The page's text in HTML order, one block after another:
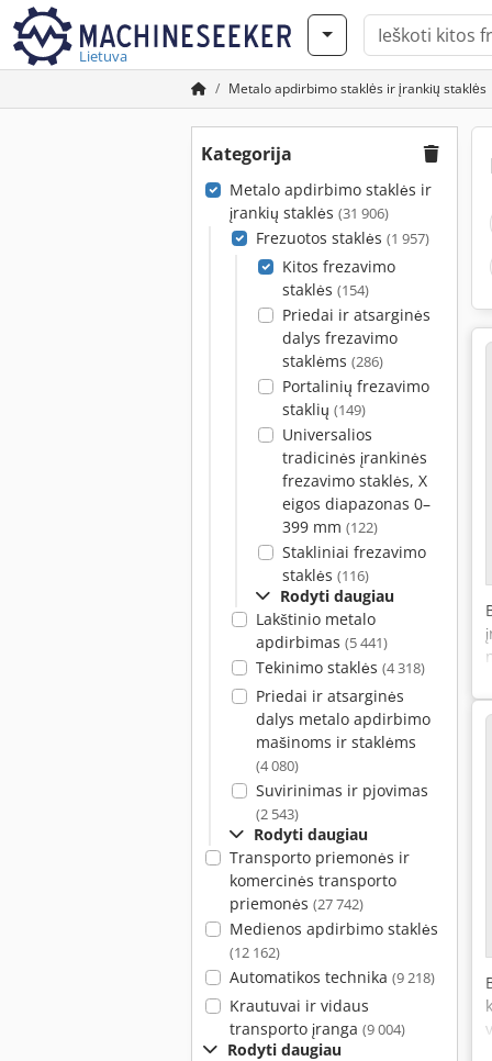
Lietuva
Metalo apdirbimo staklės ir įrankių staklės
Kategorija
Metalo apdirbimo staklės ir
įrankių staklės (31 906)
Frezuotos staklės (1 957)
Kitos frezavimo
staklės (154)
Priedai ir atsarginės
dalys frezavimo
staklėms (286)
Portalinių frezavimo
staklių (149)
Universalios
tradicinės įrankinės
frezavimo staklės, X
eigos diapazonas 0–
399 mm (122)
Stakliniai frezavimo
staklės (116)
Rodyti daugiau
Lakštinio metalo
apdirbimas (5 441)
Tekinimo staklės (4 318)
Priedai ir atsarginės
dalys metalo apdirbimo
mašinoms ir staklėms
(4 080)
Suvirinimas ir pjovimas
(2 543)
Rodyti daugiau
Transporto priemonės ir
komercinės transporto
priemonės (27 742)
Medienos apdirbimo staklės
(12 162)
Automatikos technika (9 218)
Krautuvai ir vidaus
transporto įranga (9 004)
Rodyti daugiau